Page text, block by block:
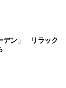
デン」 リラック